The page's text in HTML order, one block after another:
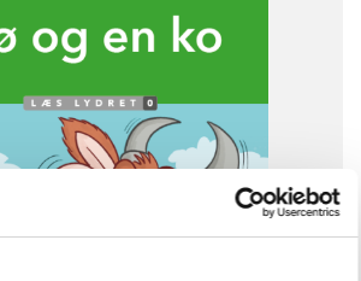
2. klasse 3. klasse